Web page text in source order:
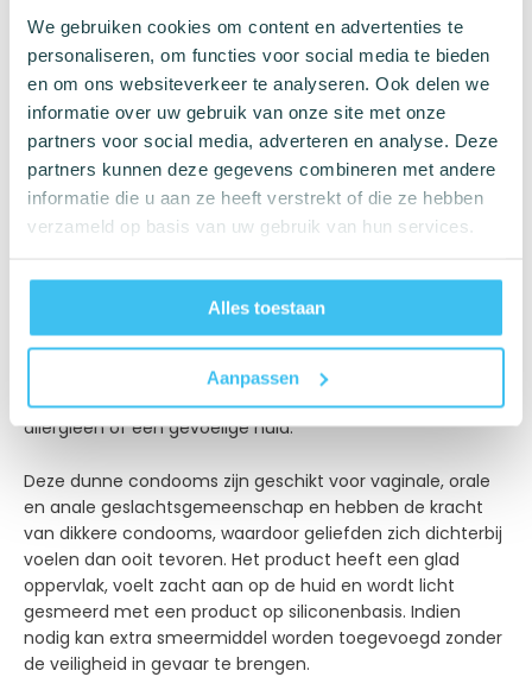
We gebruiken cookies om content en advertenties te
personaliseren, om functies voor social media te bieden
en om ons websiteverkeer te analyseren. Ook delen we
informatie over uw gebruik van onze site met onze
partners voor social media, adverteren en analyse. Deze
partners kunnen deze gegevens combineren met andere
informatie die u aan ze heeft verstrekt of die ze hebben
verzameld op basis van uw gebruik van hun services.
Alles toestaan
Aanpassen
diegenen die een kleiner condoom nodig hebben, of een
strakker passend condoom willen om de sensaties te
maximaliseren zonder concessies te doen aan de
veiligheid.
Met een breedte van slechts 49 mm en een lengte van
170 mm passen Glyde Slim Fit-condooms perfect op een
kleinere penis en zullen ze niet bewegen of wegglijden
Glyde Slim Fit Condooms zijn veganistische condooms
geen caseïne, een potentieel allergeen van dierlijke
oorsprong. De condooms zijn ook vrij van chemicaliën en
gluten - een uitstekende optie voor mensen met
allergieën of een gevoelige huid.
Deze dunne condooms zijn geschikt voor vaginale, orale
en anale geslachtsgemeenschap en hebben de kracht
van dikkere condooms, waardoor geliefden zich dichterbij
voelen dan ooit tevoren. Het product heeft een glad
oppervlak, voelt zacht aan op de huid en wordt licht
gesmeerd met een product op siliconenbasis. Indien
nodig kan extra smeermiddel worden toegevoegd zonder
de veiligheid in gevaar te brengen.